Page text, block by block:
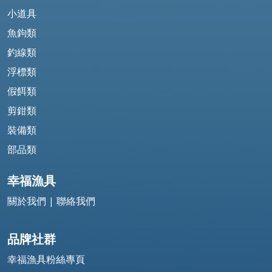
小道具
魚鉤類
釣線類
浮標類
假餌類
剪鉗類
裝備類
部品類
幸福漁具
關於我們 | 聯絡我們
品牌社群
幸福漁具粉絲專頁